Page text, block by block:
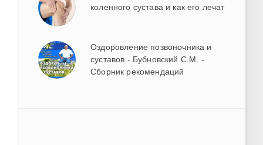
коленного сустава и как его лечат
Оздоровление позвоночника и
суставов - Бубновский С.М. -
Сборник рекомендаций